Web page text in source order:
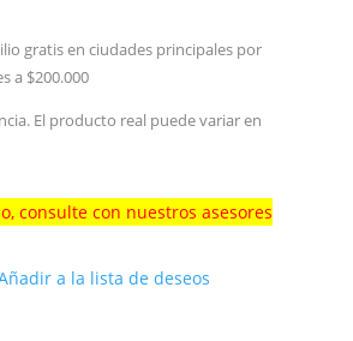
gratis en ciudades principales por
a $200.000
El producto real puede variar en
consulte con nuestros asesores
a la lista de deseos